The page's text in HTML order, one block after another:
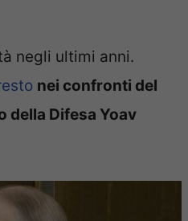
negli ultimi anni.
nei confronti del
della Difesa Yoav